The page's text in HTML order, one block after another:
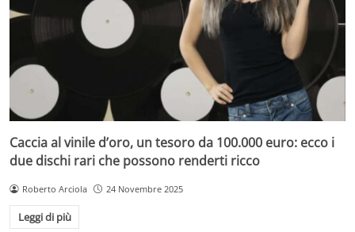
Caccia al vinile d’oro, un tesoro da 100.000 euro: ecco i
due dischi rari che possono renderti ricco
Roberto Arciola 24 Novembre 2025
Leggi di più